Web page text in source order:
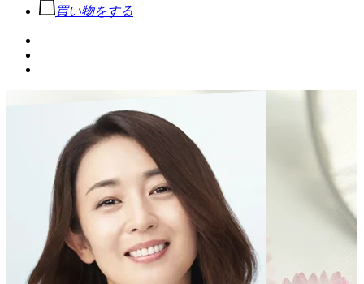
買い物をする